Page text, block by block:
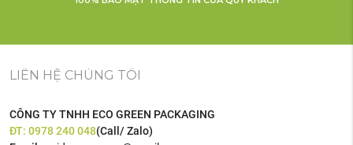
LIÊN HỆ CHÚNG TÔI
CÔNG TY TNHH ECO GREEN PACKAGING
ĐT:0978 240 048(Call/ Zalo)